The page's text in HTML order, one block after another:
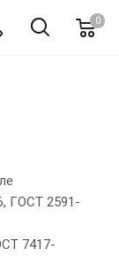
0
ГОСТ 2591-
7417-